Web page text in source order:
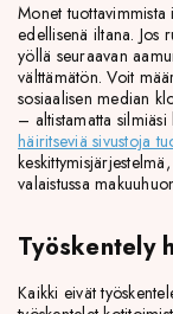
Monet tuottavimmista
edellisenä iltana. Jos
yöllä seuraavan
välttämätön. Voit
sosiaalisen median
– altistamatta
häiritseviä sivustoja
valaistussa
Työskentely
Kaikki eivät